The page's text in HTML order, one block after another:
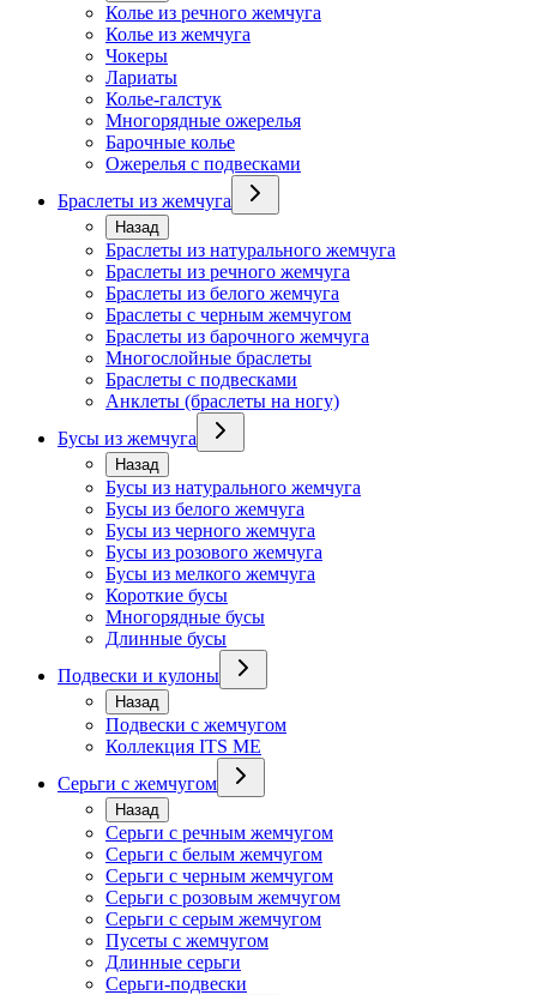
Колье из речного жемчуга
Колье из жемчуга
Чокеры
Лариаты
Колье-галстук
Многорядные ожерелья
Барочные колье
Ожерелья с подвесками
Браслеты из жемчуга
Назад
Браслеты из натурального жемчуга
Браслеты из речного жемчуга
Браслеты из белого жемчуга
Браслеты с черным жемчугом
Браслеты из барочного жемчуга
Многослойные браслеты
Браслеты с подвесками
Анклеты (браслеты на ногу)
Бусы из жемчуга
Назад
Бусы из натурального жемчуга
Бусы из белого жемчуга
Бусы из черного жемчуга
Бусы из розового жемчуга
Бусы из мелкого жемчуга
Короткие бусы
Многорядные бусы
Длинные бусы
Подвески и кулоны
Назад
Подвески с жемчугом
Коллекция ITS ME
Серьги с жемчугом
Назад
Серьги с речным жемчугом
Серьги с белым жемчугом
Серьги с черным жемчугом
Серьги с розовым жемчугом
Серьги с серым жемчугом
Пусеты с жемчугом
Длинные серьги
Серьги-подвески